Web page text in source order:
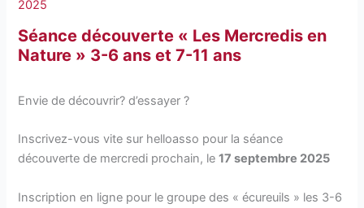
2025
Séance découverte « Les Mercredis en
Nature » 3-6 ans et 7-11 ans
Envie de découvrir? d’essayer ?
Inscrivez-vous vite sur helloasso pour la séance
découverte de mercredi prochain, le17 septembre 2025
Inscription en ligne pour le groupe des « écureuils » les 3-6